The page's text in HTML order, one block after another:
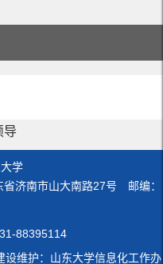
导
学
济南市山大南路27号 邮编：
88395114
维护：山东大学信息化工作办